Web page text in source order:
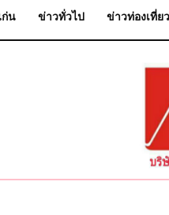
น ข่าวทั่วไป ข่าวท่องเที่ยว